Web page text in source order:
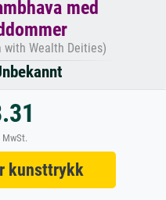
med
with Wealth Deities)
MwSt.